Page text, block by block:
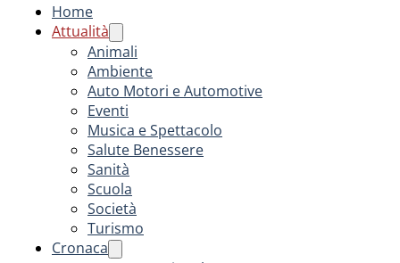
Home
Attualità
Animali
Ambiente
Auto Motori e Automotive
Eventi
Musica e Spettacolo
Salute Benessere
Sanità
Scuola
Società
Turismo
Cronaca